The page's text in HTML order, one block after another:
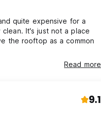
quite expensive for a
It's just not a place
the rooftop as a common
Read more
9.1